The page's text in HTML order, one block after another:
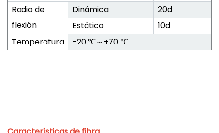
Radio de
flexión
Dinámica
20d
Estático
10d
Temperatura
-20 ℃～+70 ℃